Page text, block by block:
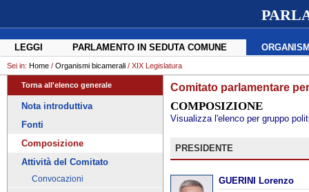
LEGGI PARLAMENTO IN SEDUTA COMUNE
Sei in: Home / Organismi bicamerali / XIX Legislatura
Torna all'elenco generale
Nota introduttiva
Fonti
Composizione
Attività del Comitato
Convocazioni
Comitato parlamentare
COMPOSIZIONE
Visualizza l'elenco per gruppo
PRESIDENTE
GUERINI Lorenzo